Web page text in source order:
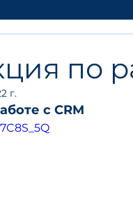
по
г.
с CRM